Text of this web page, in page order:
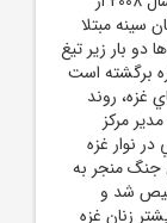
سينه مبتلا
بار زير تيغ
بعد از 5 سال دوباره برگشته است
غزه، روند
مرکز
نوار غزه
جنگ منجر به
شد و
زنان غزه